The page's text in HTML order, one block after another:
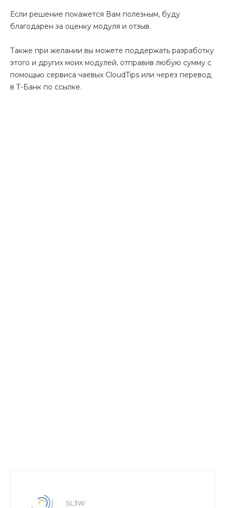
Если решение покажется Вам полезным, буду
благодарен за оценку модуля и отзыв.
Также при желании вы можете поддержать разработку
этого и других моих модулей, отправив любую сумму с
помощью сервиса чаевых CloudTips или через перевод
в Т-Банк по ссылке.
SL3W